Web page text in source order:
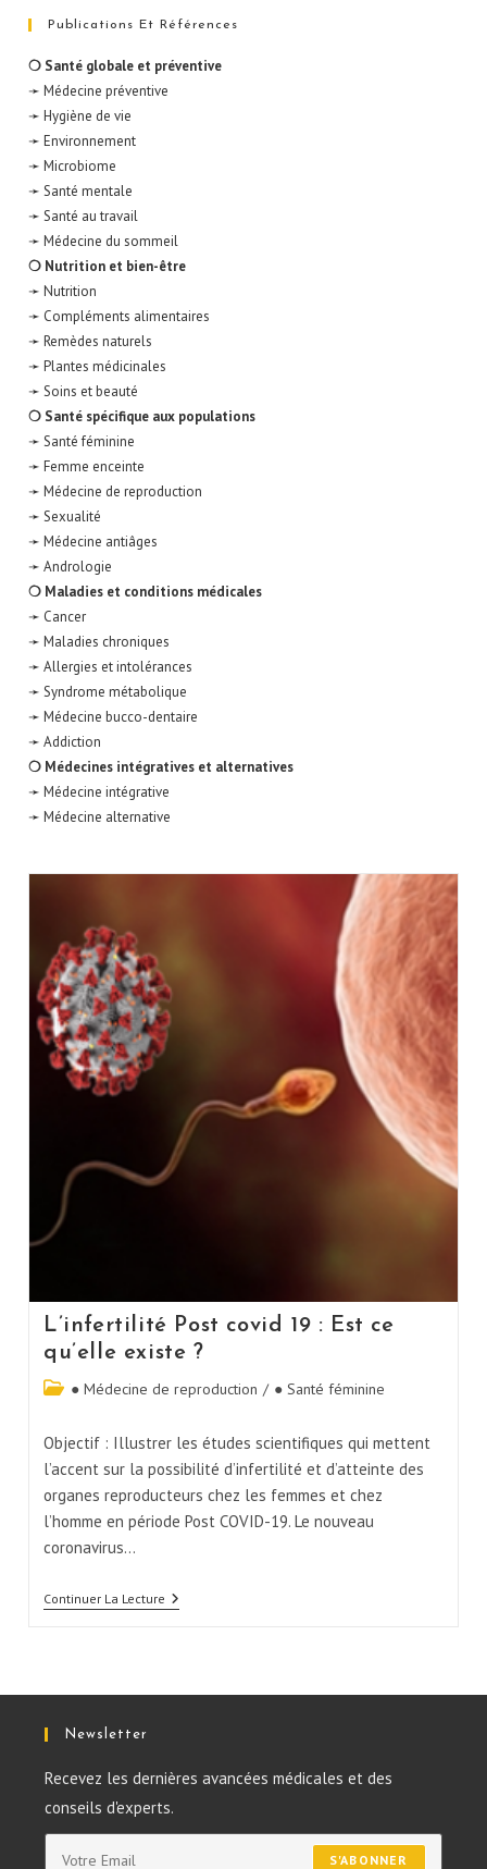
Publications Et Références
❍ Santé globale et préventive
➛ Médecine préventive
➛ Hygiène de vie
➛ Environnement
➛ Microbiome
➛ Santé mentale
➛ Santé au travail
➛ Médecine du sommeil
❍ Nutrition et bien-être
➛ Nutrition
➛ Compléments alimentaires
➛ Remèdes naturels
➛ Plantes médicinales
➛ Soins et beauté
❍ Santé spécifique aux populations
➛ Santé féminine
➛ Femme enceinte
➛ Médecine de reproduction
➛ Sexualité
➛ Médecine antiâges
➛ Andrologie
❍ Maladies et conditions médicales
➛ Cancer
➛ Maladies chroniques
➛ Allergies et intolérances
➛ Syndrome métabolique
➛ Médecine bucco-dentaire
➛ Addiction
❍ Médecines intégratives et alternatives
➛ Médecine intégrative
➛ Médecine alternative
L’infertilité Post covid 19 : Est ce
qu’elle existe ?
● Médecine de reproduction / ● Santé féminine
Objectif : Illustrer les études scientifiques qui mettent
l’accent sur la possibilité d’infertilité et d’atteinte des
organes reproducteurs chez les femmes et chez
l’homme en période Post COVID-19. Le nouveau
coronavirus…
Continuer La Lecture
Newsletter
Recevez les dernières avancées médicales et des
conseils d'experts.
S'ABONNER